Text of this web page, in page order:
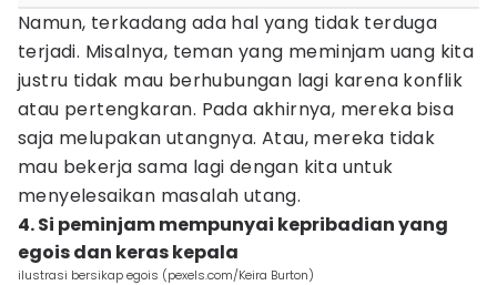
Namun, terkadang ada hal yang tidak terduga
terjadi. Misalnya, teman yang meminjam uang kita
justru tidak mau berhubungan lagi karena konflik
atau pertengkaran. Pada akhirnya, mereka bisa
saja melupakan utangnya. Atau, mereka tidak
mau bekerja sama lagi dengan kita untuk
menyelesaikan masalah utang.
4. Si peminjam mempunyai kepribadian yang
egois dan keras kepala
ilustrasi bersikap egois (pexels.com/Keira Burton)